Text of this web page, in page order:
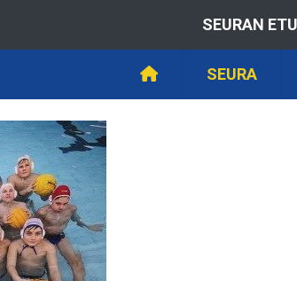
SEURAN
SEURA